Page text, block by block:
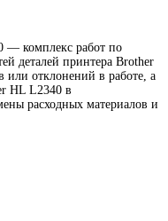
— комплекс работ по
деталей принтера Brother
или отклонений в работе, а
HL L2340 в
расходных материалов и